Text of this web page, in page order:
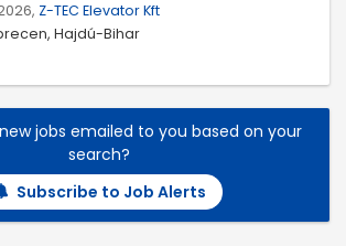
Z-TEC Elevator Kft
Hajdú-Bihar
jobs emailed to you based on your
search?
Subscribe to Job Alerts